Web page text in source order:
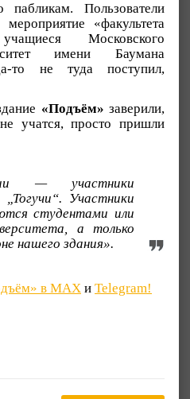
пабликам. Пользователи
«факультета
Московского
имени Баумана
то не туда поступил,
«Подъём» заверили,
учатся, просто пришли
— участники
Участники
студентами или
а только
нашего здания».
в MAX и Telegram!